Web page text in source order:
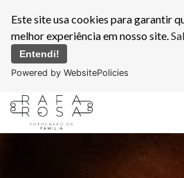
Este site usa cookies para garantir
melhor experiência em nosso site.
Entendi!
Powered by WebsitePolicies